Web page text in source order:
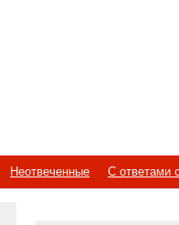
Неотвеченные
С ответами